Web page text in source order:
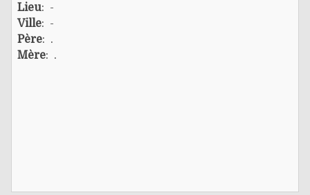
Lieu: -
Ville: -
Père: .
Mère: .